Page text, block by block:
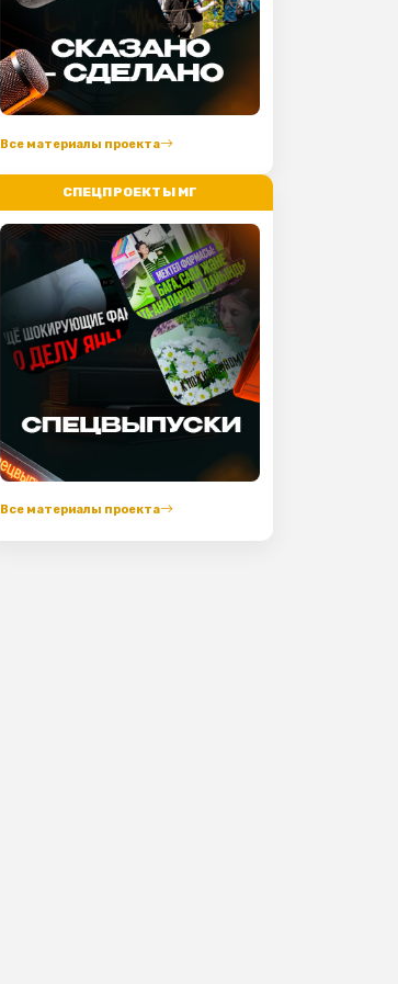
Все материалы проекта
СПЕЦПРОЕКТЫ МГ
Все материалы проекта